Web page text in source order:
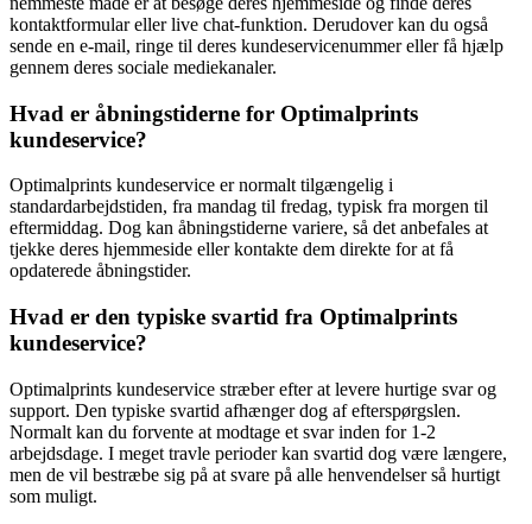
kontaktformular eller live chat-funktion. Derudover kan du også
sende en e-mail, ringe til deres kundeservicenummer eller få hjælp
gennem deres sociale mediekanaler.
Hvad er åbningstiderne for Optimalprints
kundeservice?
Optimalprints kundeservice er normalt tilgængelig i
standardarbejdstiden, fra mandag til fredag, typisk fra morgen til
eftermiddag. Dog kan åbningstiderne variere, så det anbefales at
tjekke deres hjemmeside eller kontakte dem direkte for at få
opdaterede åbningstider.
Hvad er den typiske svartid fra Optimalprints
kundeservice?
Optimalprints kundeservice stræber efter at levere hurtige svar og
support. Den typiske svartid afhænger dog af efterspørgslen.
Normalt kan du forvente at modtage et svar inden for 1-2
arbejdsdage. I meget travle perioder kan svartid dog være længere,
men de vil bestræbe sig på at svare på alle henvendelser så hurtigt
som muligt.